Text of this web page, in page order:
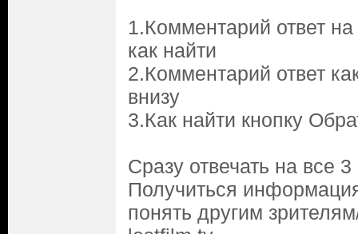
1.Комментарий ответ
как найти
2.Комментарий ответ
внизу
3.Как найти кнопку
Сразу отвечать на все
Получиться
понять другим